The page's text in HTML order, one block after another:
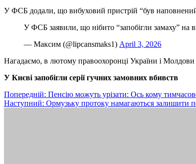
У ФСБ додали, що вибуховий пристрій “був наповнений
У ФСБ заявили, що нібито “запобігли замаху” на
— Максим (@lipcansmaks1) April 3, 2026
Нагадаємо, в лютому правоохоронці України і Молдови
У Києві запобігли серії гучних замовних вбивств
Навігація
записів
Попередній: Пенсію можуть урізати: Ось кому
Наступний: Ормузьку протоку намагаються залишити